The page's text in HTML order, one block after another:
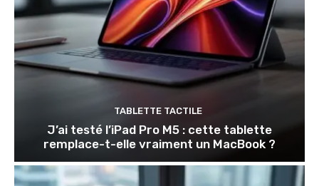
TABLETTE TACTILE
J’ai testé l’iPad Pro M5 : cette tablette
remplace-t-elle vraiment un MacBook ?